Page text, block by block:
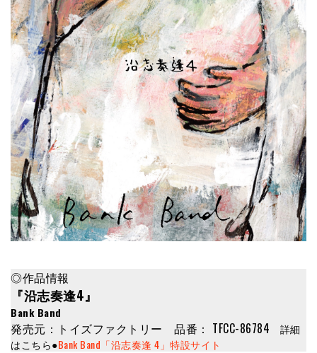
◎作品情報
『沿志奏逢4』
Bank Band
発売元：トイズファクトリー 品番： TFCC-86784 詳細
はこちら●Bank Band「沿志奏逢 4」特設サイト